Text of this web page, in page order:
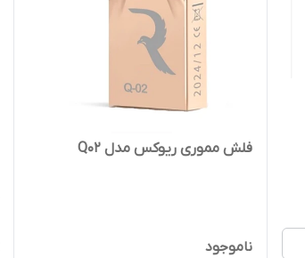
فلش مموری ریوکس مدل Q02
ناموجود